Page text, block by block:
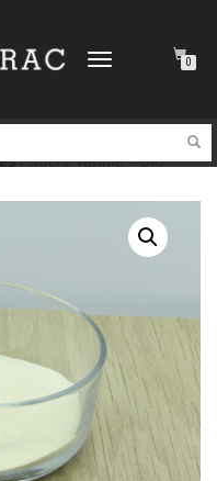
DÉPLIER
0
/ Sucre vanillé – bio